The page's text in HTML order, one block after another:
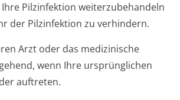
Pilzinfektion weiterzubehandeln
der Pilzinfektion zu verhindern.
Arzt oder das medizinische
wenn Ihre ursprünglichen
auftreten.